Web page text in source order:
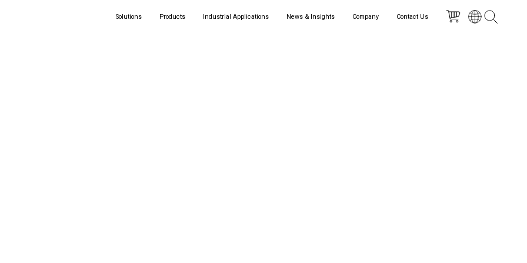
Solutions Products Industrial Applications News & Insights Company Contact Us